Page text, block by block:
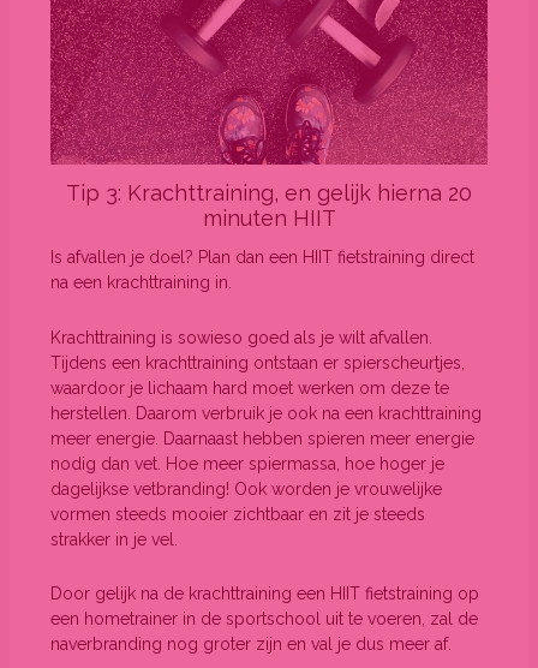
Tip 3: Krachttraining, en gelijk hierna 20
minuten HIIT
Is afvallen je doel? Plan dan een HIIT fietstraining direct
na een krachttraining in.
Krachttraining is sowieso goed als je wilt afvallen.
Tijdens een krachttraining ontstaan er spierscheurtjes,
waardoor je lichaam hard moet werken om deze te
herstellen. Daarom verbruik je ook na een krachttraining
meer energie. Daarnaast hebben spieren meer energie
nodig dan vet. Hoe meer spiermassa, hoe hoger je
dagelijkse vetbranding! Ook worden je vrouwelijke
vormen steeds mooier zichtbaar en zit je steeds
strakker in je vel.
Door gelijk na de krachttraining een HIIT fietstraining op
een hometrainer in de sportschool uit te voeren, zal de
naverbranding nog groter zijn en val je dus meer af.